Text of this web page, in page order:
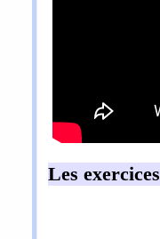
Les exercices